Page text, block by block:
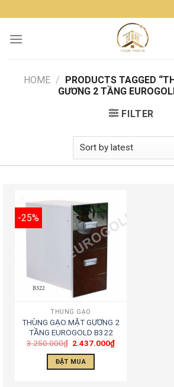
to
content
HOME / PRODUCTS TAGGED
GƯƠNG 2 TẦNG
FILTER
-25%
THÙNG GẠO
THÙNG GẠO MẶT GƯƠNG 2
TẦNG EUROGOLD B322
3.250.000₫ 2.437.000₫
ĐẶT MUA